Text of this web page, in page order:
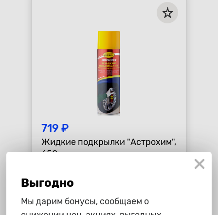
719 ₽
Жидкие подкрылки "Астрохим",
650 мл
В корзину
Выгодно
Мы дарим бонусы, сообщаем о